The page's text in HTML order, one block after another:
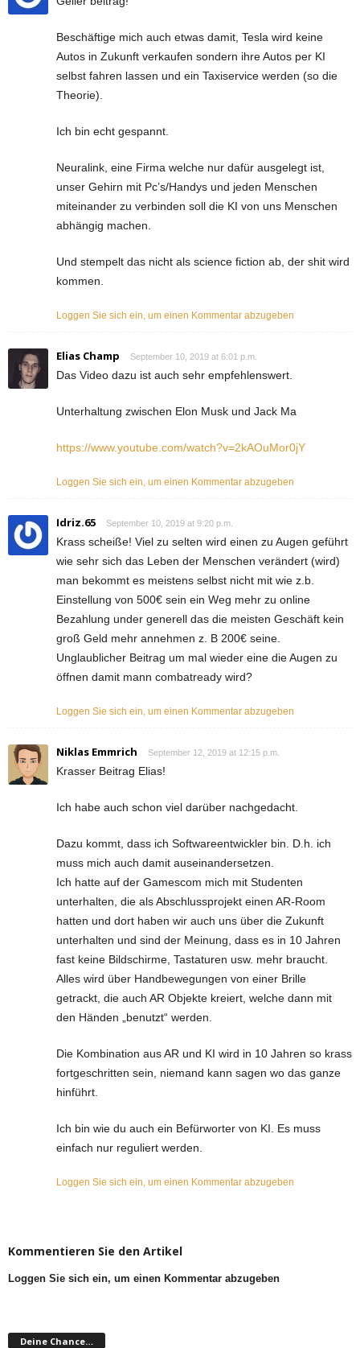
Beschäftige mich auch etwas damit, Tesla wird keine
Autos in Zukunft verkaufen sondern ihre Autos per KI
selbst fahren lassen und ein Taxiservice werden (so die
Theorie).
Ich bin echt gespannt.
Neuralink, eine Firma welche nur dafür ausgelegt ist,
unser Gehirn mit Pc’s/Handys und jeden Menschen
miteinander zu verbinden soll die KI von uns Menschen
abhängig machen.
Und stempelt das nicht als science fiction ab, der shit wird
kommen.
Loggen Sie sich ein, um einen Kommentar abzugeben
Elias Champ September 10, 2019 at 6:01 p.m.
Das Video dazu ist auch sehr empfehlenswert.
Unterhaltung zwischen Elon Musk und Jack Ma
https://www.youtube.com/watch?v=2kAOuMor0jY
Loggen Sie sich ein, um einen Kommentar abzugeben
Idriz.65 September 10, 2019 at 9:20 p.m.
Krass scheiße! Viel zu selten wird einen zu Augen geführt
wie sehr sich das Leben der Menschen verändert (wird)
man bekommt es meistens selbst nicht mit wie z.b.
Einstellung von 500€ sein ein Weg mehr zu online
Bezahlung under generell das die meisten Geschäft kein
groß Geld mehr annehmen z. B 200€ seine.
Unglaublicher Beitrag um mal wieder eine die Augen zu
öffnen damit mann combatready wird?
Loggen Sie sich ein, um einen Kommentar abzugeben
Niklas Emmrich September 12, 2019 at 12:15 p.m.
Krasser Beitrag Elias!
Ich habe auch schon viel darüber nachgedacht.
Dazu kommt, dass ich Softwareentwickler bin. D.h. ich
muss mich auch damit auseinandersetzen.
Ich hatte auf der Gamescom mich mit Studenten
unterhalten, die als Abschlussprojekt einen AR-Room
hatten und dort haben wir auch uns über die Zukunft
unterhalten und sind der Meinung, dass es in 10 Jahren
fast keine Bildschirme, Tastaturen usw. mehr braucht.
Alles wird über Handbewegungen von einer Brille
getrackt, die auch AR Objekte kreiert, welche dann mit
den Händen „benutzt“ werden.
Die Kombination aus AR und KI wird in 10 Jahren so krass
fortgeschritten sein, niemand kann sagen wo das ganze
hinführt.
Ich bin wie du auch ein Befürworter von KI. Es muss
einfach nur reguliert werden.
Loggen Sie sich ein, um einen Kommentar abzugeben
Kommentieren Sie den Artikel
Loggen Sie sich ein, um einen Kommentar abzugeben
Deine Chance…